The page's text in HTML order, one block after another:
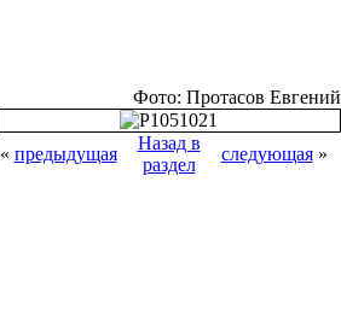
Фото: Протасов Евгений
« предыдущая
Назад в
раздел
следующая»